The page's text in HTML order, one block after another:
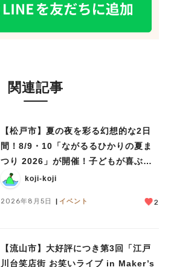
関連記事
【松戸市】夏の夜を彩る幻想的な2日
間！8/9・10「ながるるひかりの夏ま
つり 2026」が開催！子どもが喜ぶワ
ークショップや限定ヒーローショーも
koji-koji
2026年8月5日 イベント 2
【流山市】大好評につき第3回「江戸
川台笑店街 お笑いライブ in Maker’s